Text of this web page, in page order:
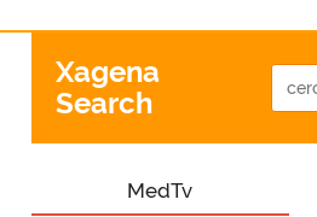
Xagena
Search
MedTv